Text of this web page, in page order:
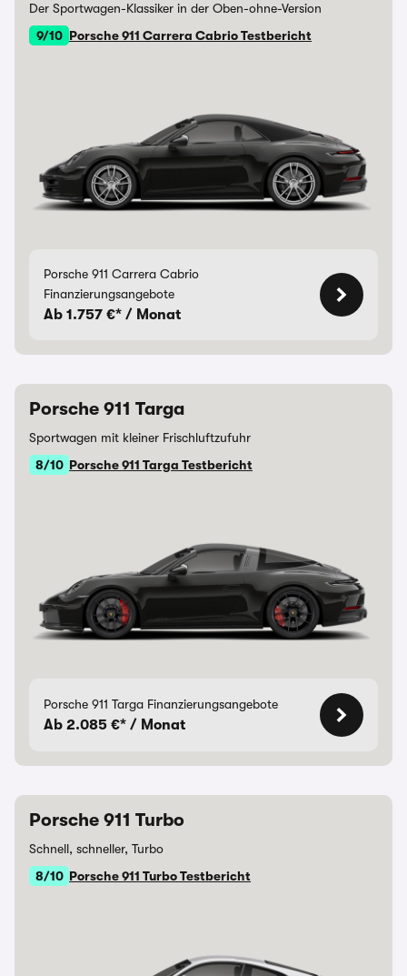
Der Sportwagen-Klassiker in der Oben-ohne-Version
9/10 Porsche 911 Carrera Cabrio Testbericht
Porsche 911 Carrera Cabrio
Finanzierungsangebote
Ab 1.757 €* / Monat
Porsche 911 Targa
Sportwagen mit kleiner Frischluftzufuhr
8/10 Porsche 911 Targa Testbericht
Porsche 911 Targa Finanzierungsangebote
Ab 2.085 €* / Monat
Porsche 911 Turbo
Schnell, schneller, Turbo
8/10 Porsche 911 Turbo Testbericht